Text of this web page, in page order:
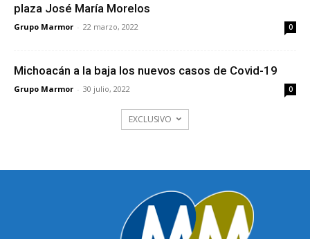
plaza José María Morelos
Grupo Marmor - 22 marzo, 2022 0
Michoacán a la baja los nuevos casos de Covid-19
Grupo Marmor - 30 julio, 2022 0
EXCLUSIVO